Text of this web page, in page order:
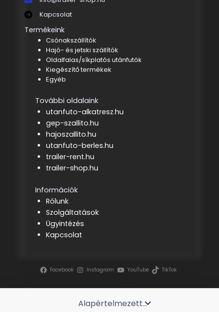
Kapcsolat
Termékeink
Csónakszállítók
Hajó- és jetski szállítók
Oldalfalas/síkplatós utánfutók
Kiegészítő termékek
Egyéb
További oldalaink
utanfuto-alkatresz.hu
gep-szallito.hu
hajoszallito.hu
utanfuto-berles.hu
trailer-rent.hu
trailer-shop.hu
Információk
Rólunk
Szolgáltatások
Ügyintézés
Kapcsolat
Facebook Instagram YouTube TikTok
Szerzői jog ©2026 | Tenderszakértő
Projektmenedzsment Kft.